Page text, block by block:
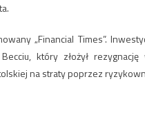
„Financial Times”.
który złożył rezygnację
na straty poprzez